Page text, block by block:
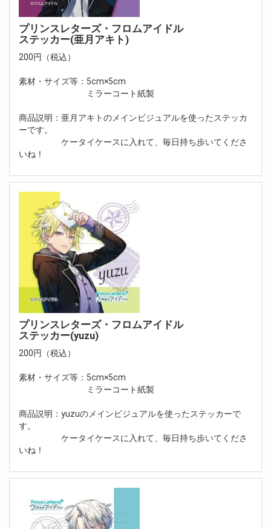
プリンスレターズ・フロムアイドル
ステッカー(亜月アキト)
200円（税込）
素材・サイズ等：5cm×5cm
ミラーコート紙製
商品説明：亜月アキトのメインビジュアルを使ったステッカ
ーです。
ケータイケースに入れて、毎日持ち歩いてくださ
いね！
プリンスレターズ・フロムアイドル
ステッカー(yuzu)
200円（税込）
素材・サイズ等：5cm×5cm
ミラーコート紙製
商品説明：yuzuのメインビジュアルを使ったステッカーで
す。
ケータイケースに入れて、毎日持ち歩いてくださ
いね！